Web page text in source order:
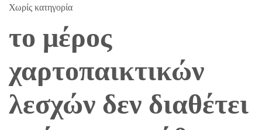
Χωρίς κατηγορία
το μέρος
χαρτοπαικτικών
λεσχών δεν διαθέτει